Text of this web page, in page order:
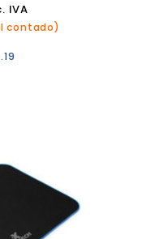
IVA
contado)